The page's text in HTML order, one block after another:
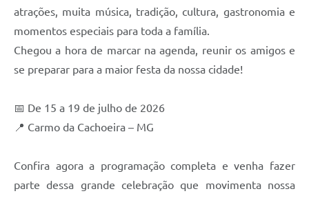
atrações, muita música, tradição, cultura, gastronomia e
momentos especiais para toda a família.
Chegou a hora de marcar na agenda, reunir os amigos e
se preparar para a maior festa da nossa cidade!
📅 De 15 a 19 de julho de 2026
📍 Carmo da Cachoeira – MG
Confira agora a programação completa e venha fazer
parte dessa grande celebração que movimenta nossa